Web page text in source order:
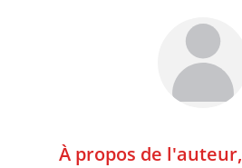
À propos de l'auteur,